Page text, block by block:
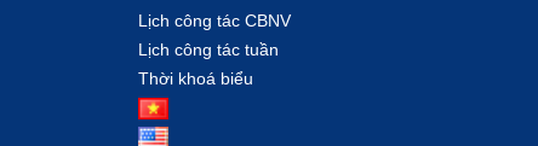
Lịch công tác CBNV
Lịch công tác tuần
Thời khoá biểu